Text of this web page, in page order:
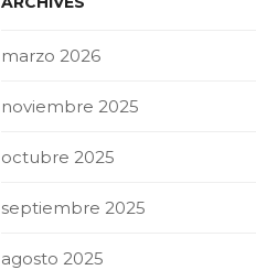
marzo 2026
noviembre 2025
octubre 2025
septiembre 2025
agosto 2025